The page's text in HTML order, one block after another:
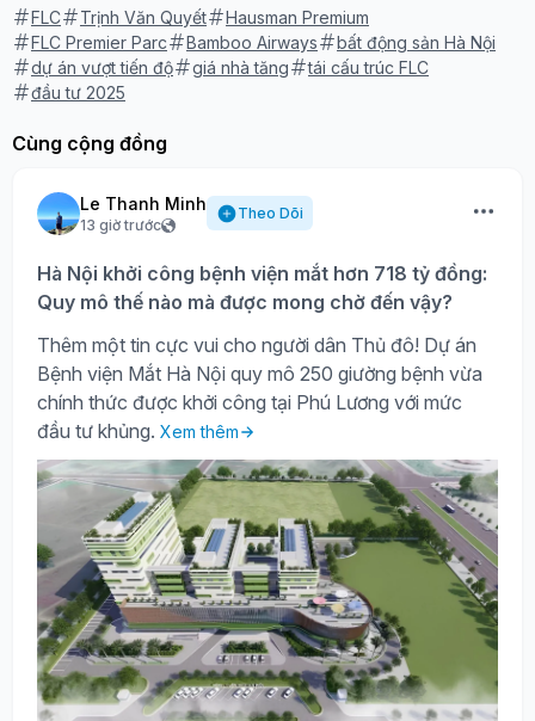
FLC Trịnh Văn Quyết
Hausman Premium
FLC Premier Parc
Bamboo Airways
bất động sản Hà Nội
dự án vượt tiến độ
giá nhà tăng
tái cấu trúc FLC
đầu tư 2025
Cùng cộng đồng
Le Thanh Minh
13 giờ trước
Theo Dõi
Hà Nội khởi công bệnh viện mắt hơn 718 tỷ đồng:
Quy mô thế nào mà được mong chờ đến vậy?
Thêm một tin cực vui cho người dân Thủ đô! Dự án
Bệnh viện Mắt Hà Nội quy mô 250 giường bệnh vừa
chính thức được khởi công tại Phú Lương với mức
đầu tư khủng. Xem thêm